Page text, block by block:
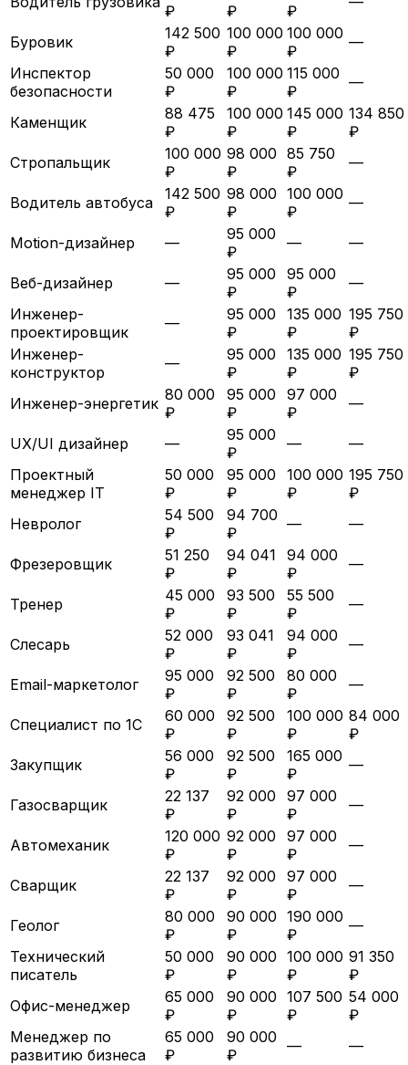
₽
₽
₽
Буровик
142 500
₽
100 000
₽
100 000
₽
—
Инспектор
безопасности
50 000
₽
100 000
₽
115 000
₽
—
Каменщик
88 475
₽
100 000
₽
145 000
₽
134 850
₽
Стропальщик
100 000
₽
98 000
₽
85 750
₽
—
Водитель автобуса
142 500
₽
98 000
₽
100 000
₽
—
Motion-дизайнер —
95 000
₽
— —
Веб-дизайнер —
95 000
₽
95 000
₽
—
Инженер-
проектировщик
—
95 000
₽
135 000
₽
195 750
₽
Инженер-
конструктор
—
95 000
₽
135 000
₽
195 750
₽
Инженер-энергетик 80 000
₽
95 000
₽
97 000
₽
—
UX/UI дизайнер —
95 000
₽
—
—
Проектный
менеджер IT
50 000
₽
95 000
₽
100 000
₽
195 750
₽
Невролог
54 500
₽
94 700
₽
— —
Фрезеровщик
51 250
₽
94 041
₽
94 000
₽
—
Тренер
45 000
₽
93 500
₽
55 500
₽
—
Слесарь
52 000
₽
93 041
₽
94 000
₽
—
Email-маркетолог
95 000
₽
92 500
₽
80 000
₽
—
Специалист по 1С
60 000
₽
92 500
₽
100 000
₽
84 000
₽
Закупщик
56 000
₽
92 500
₽
165 000
₽
—
Газосварщик
22 137
₽
92 000
₽
97 000
₽
—
Автомеханик
120 000
₽
92 000
₽
97 000
₽
—
Сварщик
22 137
₽
92 000
₽
97 000
₽
—
Геолог
80 000
₽
90 000
₽
190 000
₽
—
Технический
писатель
50 000
₽
90 000
₽
100 000
₽
91 350
₽
Офис-менеджер
65 000
₽
90 000
₽
107 500
₽
54 000
₽
Менеджер по
развитию бизнеса
65 000
₽
90 000
₽
— —